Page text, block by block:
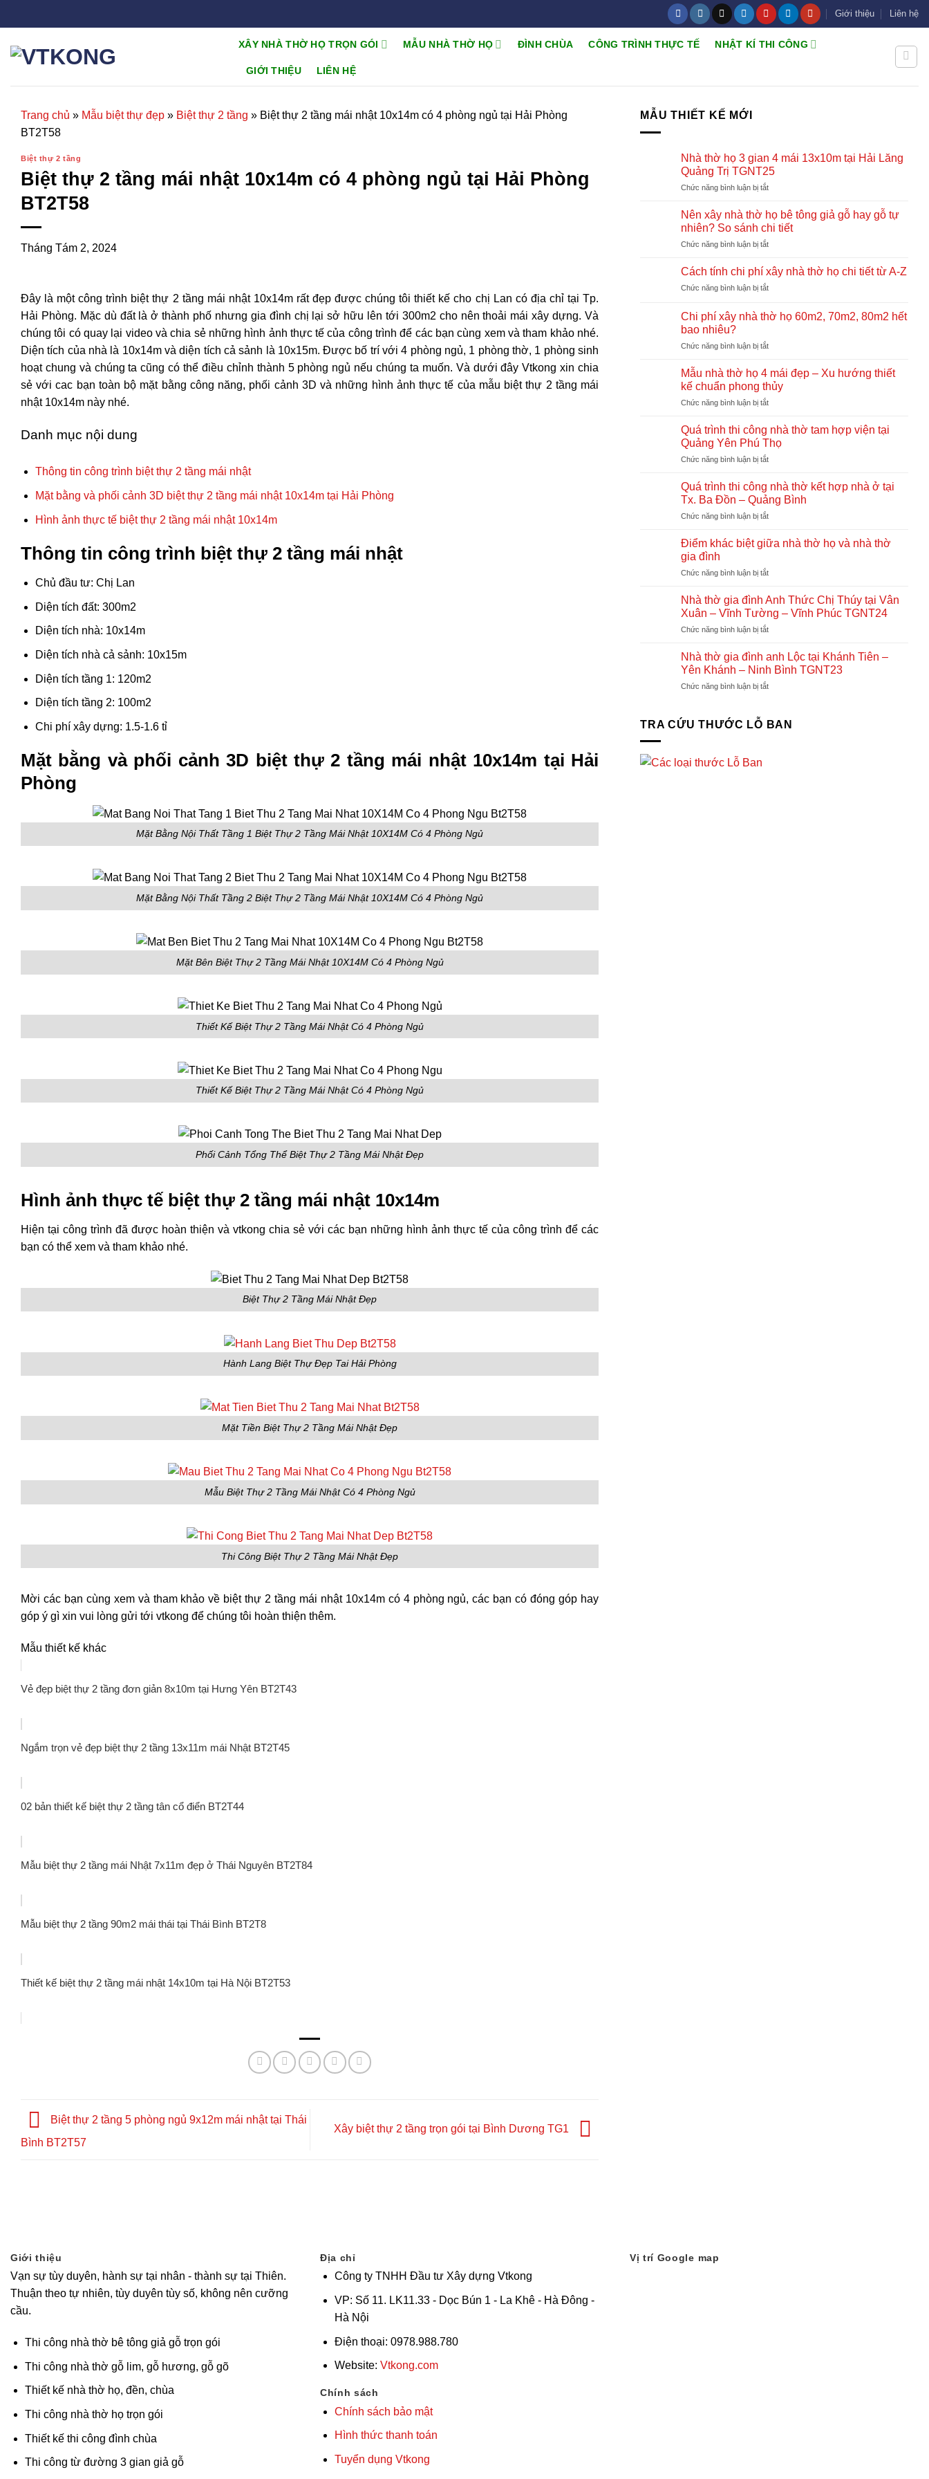
đến
dung
Giới thiệu Liên hệ
XÂY NHÀ THỜ HỌ TRỌN GÓI MẪU NHÀ THỜ HỌ ĐÌNH CHÙA CÔNG TRÌNH THỰC TẾ NHẬT KÍ THI CÔNG
GIỚI THIỆU LIÊN HỆ
Trang chủ » Mẫu biệt thự đẹp » Biệt thự 2 tầng » Biệt thự 2 tầng mái nhật 10x14m có 4 phòng ngủ tại Hải Phòng
BT2T58
Biệt thự 2 tầng
Biệt thự 2 tầng mái nhật 10x14m có 4 phòng ngủ tại Hải Phòng
BT2T58
Tháng Tám 2, 2024
Đây là một công trình biệt thự 2 tầng mái nhật 10x14m rất đẹp được chúng tôi thiết kế cho chị Lan có địa chỉ tại Tp.
Hải Phòng. Mặc dù đất là ở thành phố nhưng gia đình chị lại sở hữu lên tới 300m2 cho nên thoải mái xây dựng. Và
chúng tôi có quay lại video và chia sẻ những hình ảnh thực tế của công trình để các bạn cùng xem và tham khảo nhé.
Diện tích của nhà là 10x14m và diện tích cả sảnh là 10x15m. Được bố trí với 4 phòng ngủ, 1 phòng thờ, 1 phòng sinh
hoạt chung và chúng ta cũng có thể điều chỉnh thành 5 phòng ngủ nếu chúng ta muốn. Và dưới đây Vtkong xin chia
sẻ với cac bạn toàn bộ mặt bằng công năng, phối cảnh 3D và những hình ảnh thực tế của mẫu biệt thự 2 tầng mái
nhật 10x14m này nhé.
Danh mục nội dung
Thông tin công trình biệt thự 2 tầng mái nhật
Mặt bằng và phối cảnh 3D biệt thự 2 tầng mái nhật 10x14m tại Hải Phòng
Hình ảnh thực tế biệt thự 2 tầng mái nhật 10x14m
Thông tin công trình biệt thự 2 tầng mái nhật
Chủ đầu tư: Chị Lan
Diện tích đất: 300m2
Diện tích nhà: 10x14m
Diện tích nhà cả sảnh: 10x15m
Diện tích tầng 1: 120m2
Diện tích tầng 2: 100m2
Chi phí xây dựng: 1.5-1.6 tỉ
Mặt bằng và phối cảnh 3D biệt thự 2 tầng mái nhật 10x14m tại Hải
Phòng
Mặt Bằng Nội Thất Tầng 1 Biệt Thự 2 Tầng Mái Nhật 10X14M Có 4 Phòng Ngủ
Mặt Bằng Nội Thất Tầng 2 Biệt Thự 2 Tầng Mái Nhật 10X14M Có 4 Phòng Ngủ
Mặt Bên Biệt Thự 2 Tầng Mái Nhật 10X14M Có 4 Phòng Ngủ
Thiết Kế Biệt Thự 2 Tầng Mái Nhật Có 4 Phòng Ngủ
Thiết Kế Biệt Thự 2 Tầng Mái Nhật Có 4 Phòng Ngủ
Phối Cảnh Tổng Thể Biệt Thự 2 Tầng Mái Nhật Đẹp
Hình ảnh thực tế biệt thự 2 tầng mái nhật 10x14m
Hiện tại công trình đã được hoàn thiện và vtkong chia sẻ với các bạn những hình ảnh thực tế của công trình để các
bạn có thể xem và tham khảo nhé.
Biệt Thự 2 Tầng Mái Nhật Đẹp
Hành Lang Biệt Thự Đẹp Tai Hải Phòng
Mặt Tiền Biệt Thự 2 Tầng Mái Nhật Đẹp
Mẫu Biệt Thự 2 Tầng Mái Nhật Có 4 Phòng Ngủ
Thi Công Biệt Thự 2 Tầng Mái Nhật Đẹp
Mời các bạn cùng xem và tham khảo về biệt thự 2 tầng mái nhật 10x14m có 4 phòng ngủ, các bạn có đóng góp hay
góp ý gì xin vui lòng gửi tới vtkong để chúng tôi hoàn thiện thêm.
Mẫu thiết kế khác
Vẻ đẹp biệt thự 2 tầng đơn giản 8x10m tại Hưng Yên BT2T43
Ngắm trọn vẻ đẹp biệt thự 2 tầng 13x11m mái Nhật BT2T45
02 bản thiết kế biệt thự 2 tầng tân cổ điển BT2T44
Mẫu biệt thự 2 tầng mái Nhật 7x11m đẹp ở Thái Nguyên BT2T84
Mẫu biệt thự 2 tầng 90m2 mái thái tại Thái Bình BT2T8
Thiết kế biệt thự 2 tầng mái nhật 14x10m tại Hà Nội BT2T53
Biệt thự 2 tầng 5 phòng ngủ 9x12m mái nhật tại Thái
Bình BT2T57
Xây biệt thự 2 tầng trọn gói tại Bình Dương TG1
MẪU THIẾT KẾ MỚI
Nhà thờ họ 3 gian 4 mái 13x10m tại Hải Lăng
Quảng Trị TGNT25
Chức năng bình luận bị tắtở
họ
3
gian
mái
tại
Lăng
TGNT25
Nên xây nhà thờ họ bê tông giả gỗ hay gỗ tự
nhiên? So sánh chi tiết
Chức năng bình luận bị tắtở
xây
nhà
thờ
bê
gỗ
gỗ
tự
So
chi
tiết
Cách tính chi phí xây nhà thờ họ chi tiết từ A-Z
Chức năng bình luận bị tắtở
tính
chi
xây
thờ
họ
chi
tiết
A-
Z
Chi phí xây nhà thờ họ 60m2, 70m2, 80m2 hết
bao nhiêu?
Chức năng bình luận bị tắtở
xây
nhà
thờ
60m2,
70m2,
80m2
hết
nhiêu?
Mẫu nhà thờ họ 4 mái đẹp – Xu hướng thiết
kế chuẩn phong thủy
Chức năng bình luận bị tắtở
nhà
thờ
họ
4
đẹp
–
Xu
hướng
kế
thủy
Quá trình thi công nhà thờ tam hợp viện tại
Quảng Yên Phú Thọ
Chức năng bình luận bị tắtở
trình
công
nhà
tam
tại
Yên
Phú
Quá trình thi công nhà thờ kết hợp nhà ở tại
Tx. Ba Đồn – Quảng Bình
Chức năng bình luận bị tắtở
trình
nhà
kết
hợp
nhà
ở
Tx.
Ba
–
Điểm khác biệt giữa nhà thờ họ và nhà thờ
gia đình
Chức năng bình luận bị tắtở
khác
giữa
nhà
họ
và
thờ
Nhà thờ gia đình Anh Thức Chị Thúy tại Vân
Xuân – Vĩnh Tường – Vĩnh Phúc TGNT24
Chức năng bình luận bị tắtở
gia
đình
Anh
Thúy
Nhà thờ gia đình anh Lộc tại Khánh Tiên –
Yên Khánh – Ninh Bình TGNT23
Chức năng bình luận bị tắtở
gia
TRA CỨU THƯỚC LỖ BAN
Giới thiệu
Vạn sự tùy duyên, hành sự tại nhân - thành sự tại Thiên.
Thuận theo tự nhiên, tùy duyên tùy số, không nên cưỡng
cầu.
Thi công nhà thờ bê tông giả gỗ trọn gói
Thi công nhà thờ gỗ lim, gỗ hương, gỗ gõ
Thiết kế nhà thờ họ, đền, chùa
Thi công nhà thờ họ trọn gói
Thiết kế thi công đình chùa
Thi công từ đường 3 gian giả gỗ
Địa chỉ
Công ty TNHH Đầu tư Xây dựng Vtkong
VP: Số 11. LK11.33 - Dọc Bún 1 - La Khê - Hà Đông -
Hà Nội
Điện thoại: 0978.988.780
Website: Vtkong.com
Chính sách
Chính sách bảo mật
Hình thức thanh toán
Tuyển dụng Vtkong
Vị trí Google map